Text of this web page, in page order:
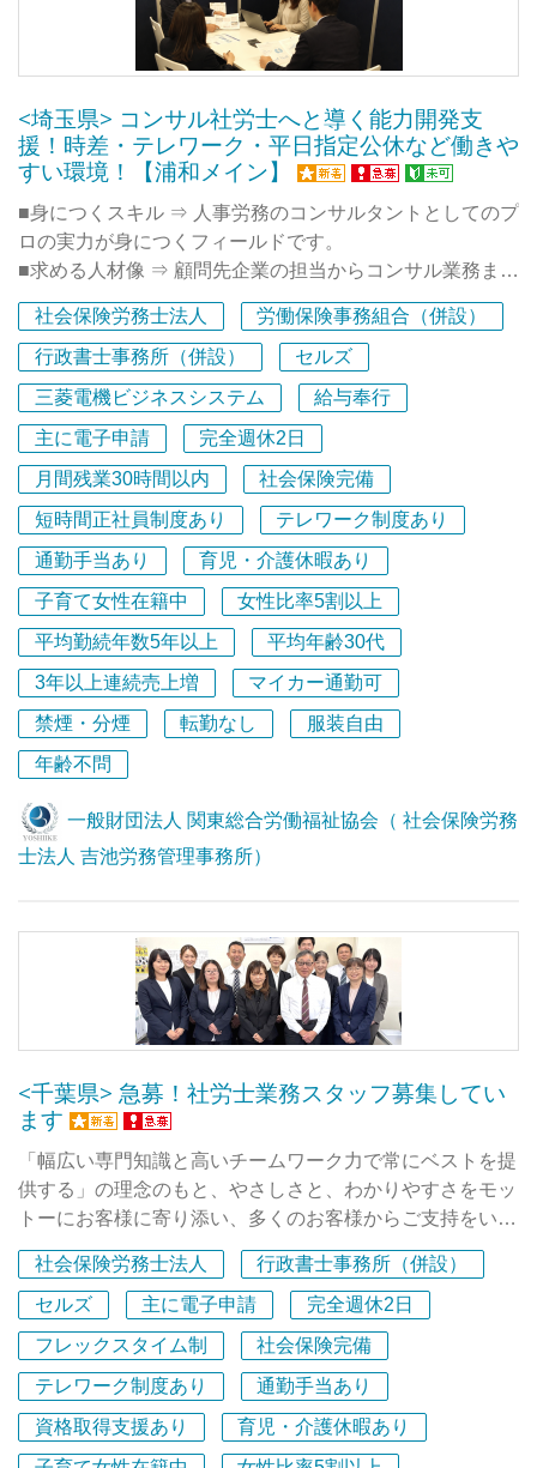
<埼玉県> コンサル社労士へと導く能力開発支
援！時差・テレワーク・平日指定公休など働きや
すい環境！【浦和メイン】
■身につくスキル ⇒ 人事労務のコンサルタントとしてのプ
ロの実力が身につくフィールドです。
■求める人材像 ⇒ 顧問先企業の担当からコンサル業務まで
をこなせるコンサル型の社労士を目指していきたい人で
す。
■充実したキャリア開発支援（研修体制）⇒ スタッフのス
キルアップに力を入れており、多数の研修動画視聴、人事
労務専門誌のWEB購読（費用は事務所負担）が可能で、
定期的な所内研修では先輩社労士の労務相談解決事例の共
有等を積極的に行っています！
■当法人は、人事労務分野の総合的なコンサルティング組
織である「一般財団法人 関東総合労働福祉協会」を運営
母体とし、そこに所属する社会保険労務士を構成メンバー
として同法人内に「社会保険労務士法人 吉池労務管理事
務所」を併設しています。
■20名のスタッフが業務に従事しており、社会保険労務士
が7名、行政書士が3名在籍しています。
■クライアント企業数は約400社（うち顧問先企業は260
社）、年商は概ね1億7000万円～2億円で、過去15年間黒
字経営を続けており、財務状態は極めて安定しています。
人事労務の法律相談（紛争予防支援・紛争解決支援）など
のリーガルサービス、➁人事評価制度や賃金制度の構築・
修サービス、の3分野でお客様から高い評価をいただいて
■埼玉浦和に本社、立川に東京オフィスがあります。仕事
に慣れてきたら、その日の業務内容や気分に応じて、今日
は埼玉、明日は東京、時差出勤やテレワークなど柔軟な働
社会保険労務士法人
労働保険事務組合（併設）
行政書士事務所（併設）
セルズ
三菱電機ビジネスシステム
給与奉行
主に電子申請
完全週休2日
月間残業30時間以内
社会保険完備
短時間正社員制度あり
テレワーク制度あり
通勤手当あり
育児・介護休暇あり
子育て女性在籍中
女性比率5割以上
平均勤続年数5年以上
平均年齢30代
3年以上連続売上増
マイカー通勤可
禁煙・分煙
転勤なし
服装自由
年齢不問
一般財団法人 関東総合労働福祉協会（ 社会保険労務
士法人 吉池労務管理事務所）
<千葉県> 急募！社労士業務スタッフ募集してい
ます
「幅広い専門知識と高いチームワーク力で常にベストを提
供する」の理念のもと、やさしさと、わかりやすさをモッ
トーにお客様に寄り添い、多くのお客様からご支持をいた
だき開業30年を迎えました。
社会保険、労働保険の手続きや就業規則の作成、労務相談
などの社会保険労務士の業務と各種許認可申請などの行政
書士業務、その他給与計算や会計業務などお客様のニーズ
に応え総合的にお客様をサポートしています。
今回は、正職員２名を募集しております。
社会保険労務士法人
行政書士事務所（併設）
セルズ
主に電子申請
完全週休2日
フレックスタイム制
社会保険完備
テレワーク制度あり
通勤手当あり
資格取得支援あり
育児・介護休暇あり